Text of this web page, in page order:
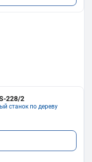
228/2
станок по дереву